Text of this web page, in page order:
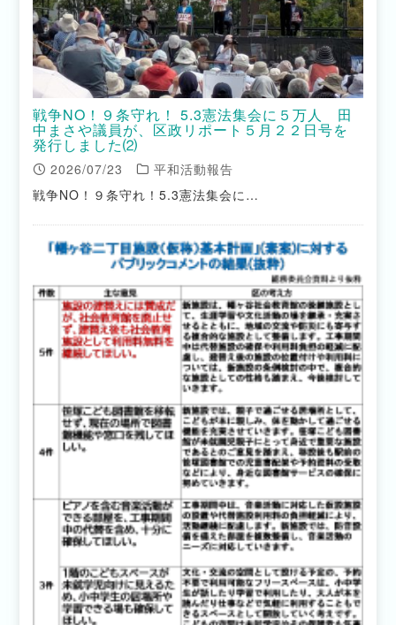
戦争NO！９条守れ！ 5.3憲法集会に５万人 田
中まさや議員が、区政リポート５月２２日号を
発行しました⑵
2026/07/23
平和活動報告
戦争NO！９条守れ！5.3憲法集会に…